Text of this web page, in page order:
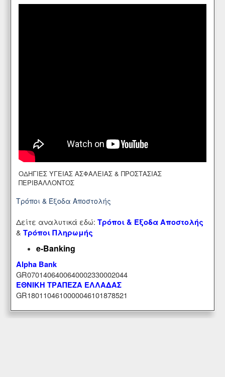
ΟΔΗΓΙΕΣ ΥΓΕΙΑΣ ΑΣΦΑΛΕΙΑΣ & ΠΡΟΣΤΑΣΙΑΣ
ΠΕΡΙΒΑΛΛΟΝΤΟΣ
Τρόποι & Έξοδα Αποστολής
Δείτε αναλυτικά εδώ: Τρόποι & Έξοδα Αποστολής
& Τρόποι Πληρωμής
e-Banking
Alpha Bank
GR0701406400640002330002044
ΕΘΝΙΚΗ ΤΡΑΠΕΖΑ ΕΛΛΑΔΑΣ
GR1801104610000046101878521